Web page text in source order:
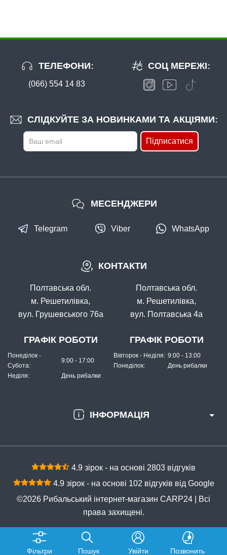
Фільтри Пошук Увійти Позвонить
ТЕЛЕФОНИ:
(066) 554 14 83
СЛІДКУЙТЕ ЗА НОВИНКАМИ ТА АКЦІЯМИ:
Підписатися
СОЦ МЕРЕЖІ:
ІНФОРМАЦІЯ
КОНТАКТИ
Полтавська обл.
м. Решетилівка,
вул. Грушевського 76а
ГРАФІК РОБОТИ
Понеділок -
Субота:
9:00 - 17:00
Неділя: День рибалки
Полтавська обл.
м. Решетилівка,
вул. Полтавська 4а
ГРАФІК РОБОТИ
Вівторок - Неділя: 9:00 - 13:00
Понеділок:
День рибалки
МЕСЕНДЖЕРИ
Telegram Viber WhatsApp
4.9 зірок - на основі 2803 відгуків
4.9 зірок - на основі 102 відгуків від Google
©2026 Рибальський інтернет-магазин CARP24 | Всі
права захищені.